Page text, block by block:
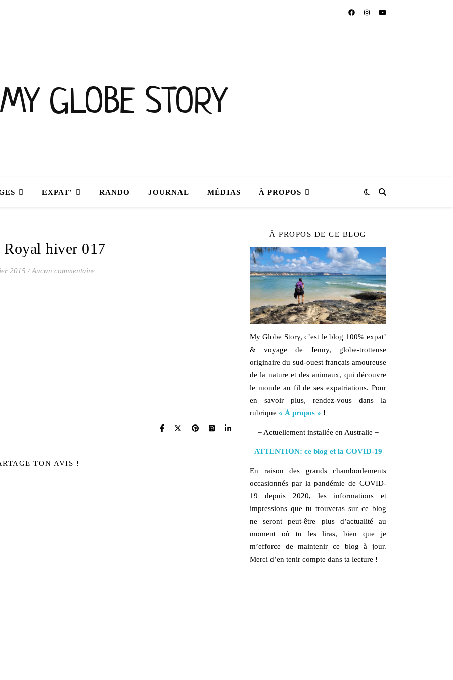
MY GLOBE STORY
EXPAT’ RANDO JOURNAL MÉDIAS À PROPOS
hiver 017
2015 / Aucun commentaire
TON AVIS !
À PROPOS DE CE BLOG
My Globe Story, c’est le blog 100% expat’
& voyage de Jenny, globe-trotteuse
originaire du sud-ouest français amoureuse
de la nature et desanimaux, qui découvre
le monde au fil de ses expatriations. Pour
en savoir plus, rendez-vous dans la
rubrique « À propos » !
= Actuellement installée en Australie =
ATTENTION: ce blog et la COVID-19
En raison des grands chamboulements
occasionnés par la pandémie de COVID-
19 depuis 2020, les informations et
impressions que tu trouveras sur ce blog
ne seront peut-être plus d’actualité au
moment où tu les liras, bien que je
m’efforce de maintenir ce blog à jour.
Merci d’en tenir compte dans ta lecture !